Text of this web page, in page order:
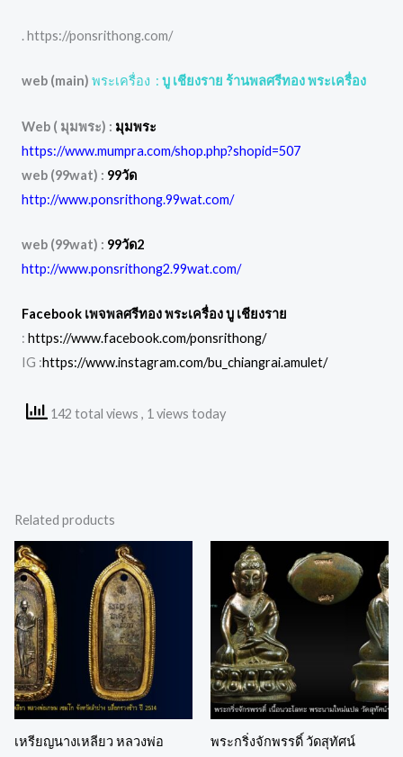
. https://ponsrithong.com/
web (main) พระเครื่อง : บู เชียงราย ร้านพลศรีทอง พระเครื่อง
Web ( มุมพระ) : มุมพระ
https://www.mumpra.com/shop.php?shopid=507
web (99wat) : 99วัด
http://www.ponsrithong.99wat.com/
web (99wat) : 99วัด2
http://www.ponsrithong2.99wat.com/
Facebook เพจพลศรีทอง พระเครื่อง บู เชียงราย
: https://www.facebook.com/ponsrithong/
IG :https://www.instagram.com/bu_chiangrai.amulet/
142 total views , 1 views today
Related products
เหรียญนางเหลียว หลวงพ่อ
พระกริ่งจักพรรดิ์ วัดสุทัศน์